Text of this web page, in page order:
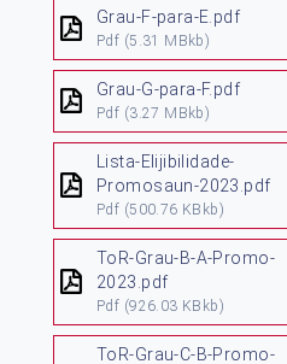
Grau-F-para-E.pdf
Pdf (5.31 MBkb)
Grau-G-para-F.pdf
Pdf (3.27 MBkb)
Lista-Elijibilidade-
Promosaun-2023.pdf
Pdf (500.76 KBkb)
ToR-Grau-B-A-Promo-
2023.pdf
Pdf (926.03 KBkb)
ToR-Grau-C-B-Promo-